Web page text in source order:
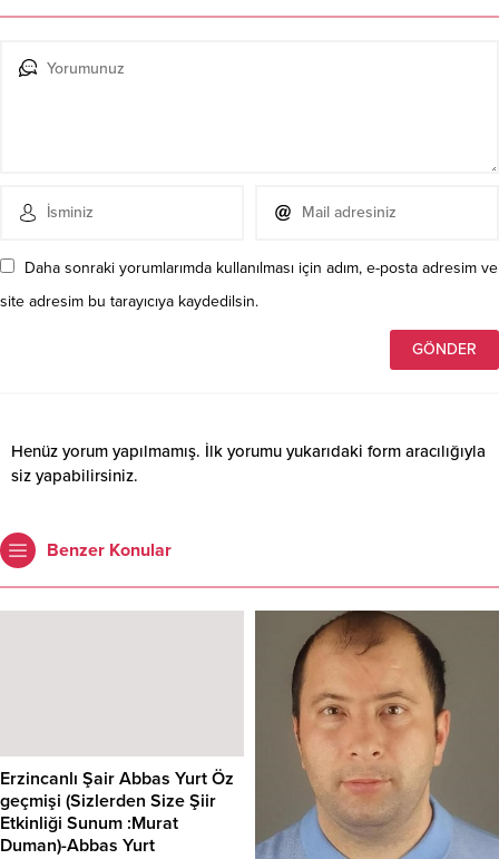
Daha sonraki yorumlarımda kullanılması için adım, e-posta adresim ve
site adresim bu tarayıcıya kaydedilsin.
Henüz yorum yapılmamış. İlk yorumu yukarıdaki form aracılığıyla
siz yapabilirsiniz.
Benzer Konular
Erzincanlı Şair Abbas Yurt Öz
geçmişi (Sizlerden Size Şiir
Etkinliği Sunum :Murat
Duman)-Abbas Yurt